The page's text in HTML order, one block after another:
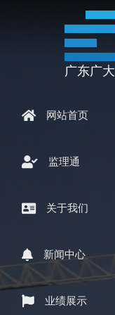
广东广大
网站首页
监理通
关于我们
新闻中心
业绩展示